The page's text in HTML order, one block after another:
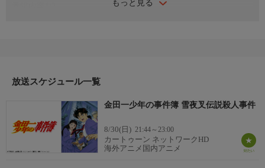
もっと見る
り者の幼なじみ・七瀬美雪を良きパートナーに、彼は今日も不可
警視庁捜査一課の警部・剣持勇、本庁きってのエリート警視・明
智健悟、天才的な犯罪者・地獄の傀儡師など、一と美雪の他にも
個性的な人物が数多く登場する。どんな謎でも解き明かし、必ず
放送スケジュール一覧
金田一少年の事件簿 雪夜叉伝説殺人事件
8/30(日) 21:44～23:00
カートゥーン ネットワークHD
海外アニメ国内アニメ